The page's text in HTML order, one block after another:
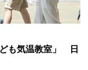
も気温教室」 日